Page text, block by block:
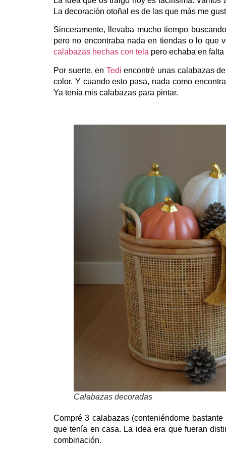
La decoración otoñal es de las que más me
Sinceramente, llevaba mucho tiempo
pero no encontraba nada en tiendas o lo que
calabazas hechas con tela pero echaba en
Por suerte, en Tedi encontré unas calabazas
color. Y cuando esto pasa, nada como
Ya tenía mis calabazas para pintar.
Calabazas decoradas
Compré 3 calabazas (conteniéndome
que tenía en casa. La idea era que fueran
combinación.